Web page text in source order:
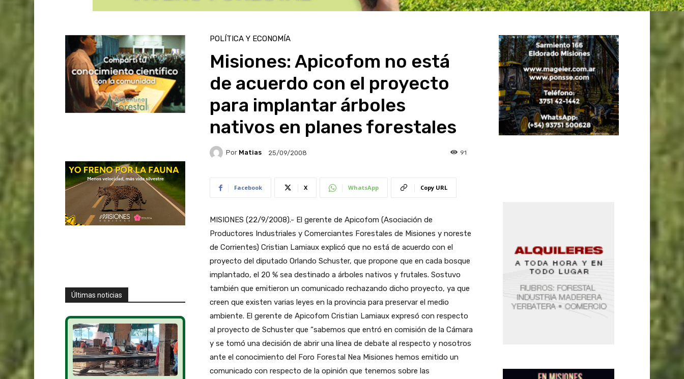
Últimas noticias
POLÍTICA Y ECONOMÍA
Misiones: Apicofom no está
de acuerdo con el proyecto
para implantar árboles
nativos en planes forestales
Por Matias 25/09/2008 91
Facebook X WhatsApp Copy URL
MISIONES (22/9/2008).- El gerente de Apicofom (Asociación de
Productores Industriales y Comerciantes Forestales de Misiones y noreste
de Corrientes) Cristian Lamiaux explicó que no está de acuerdo con el
proyecto del diputado Orlando Schuster, que propone que en cada bosque
implantado, el 20 % sea destinado a árboles nativos y frutales. Sostuvo
también que emitieron un comunicado rechazando dicho proyecto, ya que
creen que existen varias leyes en la provincia para preservar el medio
ambiente. El gerente de Apicofom Cristian Lamiaux expresó con respecto
al proyecto de Schuster que “sabemos que entró en comisión de la Cámara
y se tomó una decisión de abrir una línea de debate al respecto y nosotros
ante el conocimiento del Foro Forestal Nea Misiones hemos emitido un
comunicado con respecto de la opinión que tenemos sobre las